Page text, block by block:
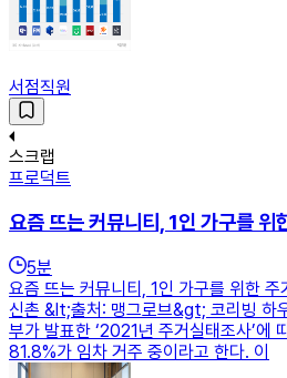
서점직원
스크랩
프로덕트
요즘 뜨는 커뮤니티, 1인 가구를 위
5분
요즘 뜨는 커뮤니티, 1인 가구를 위한 주
신촌 &lt;출처: 맹그로브&gt; 코리빙 하
부가 발표한 ‘2021년 주거실태조사’에
81.8%가 임차 거주 중이라고 한다. 이